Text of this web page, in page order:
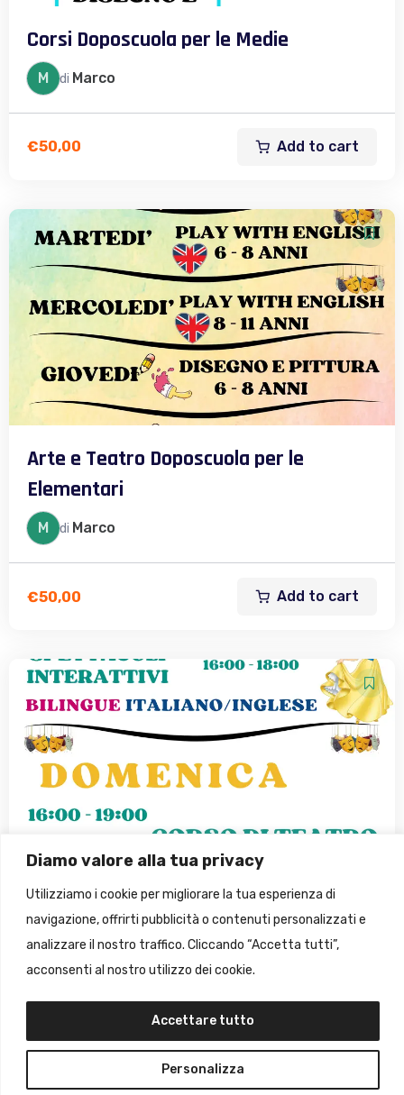
Diamo valore alla tua privacy
Utilizziamo i cookie per migliorare la tua esperienza di
navigazione, offrirti pubblicità o contenuti personalizzati e
analizzare il nostro traffico. Cliccando “Accetta tutti”,
acconsenti al nostro utilizzo dei cookie.
Personalizza
Accettare tutto
Corsi Doposcuola per le Medie
M di Marco
€50,00 Add to cart
Arte e Teatro Doposcuola per le
Elementari
M di Marco
€50,00 Add to cart
Corsi di Teatro Italiano/Inglese
M diMarco